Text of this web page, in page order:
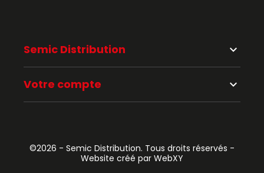
Semic Distribution keyboard_arrow_down
Votre compte keyboard_arrow_down
©2026 - Semic Distribution. Tous droits réservés -
Website créé par WebXY